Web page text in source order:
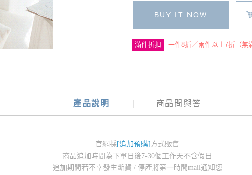
BUY IT NOW
滿件折扣 一件8折／兩件以上7折（無
產品說明 商品問與答
官網採 [追加預購] 方式販售
商品追加時間為下單日後7-30個工作天不含假日
追加期間若不幸發生斷貨 / 停產將第一時間mail通知您